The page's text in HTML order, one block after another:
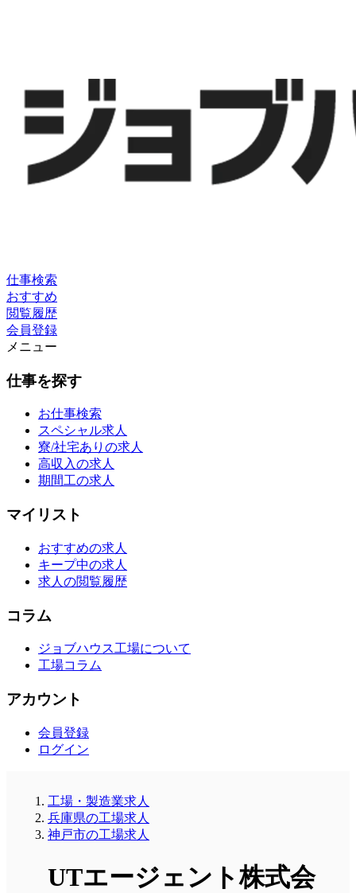
仕事検索
おすすめ
閲覧履歴
会員登録
メニュー
仕事を探す
お仕事検索
スペシャル求人
寮/社宅ありの求人
高収入の求人
期間工の求人
マイリスト
おすすめの求人
キープ中の求人
求人の閲覧履歴
コラム
ジョブハウス工場について
工場コラム
アカウント
会員登録
ログイン
工場・製造業求人
兵庫県の工場求人
神戸市の工場求人
UTエージェント株式会